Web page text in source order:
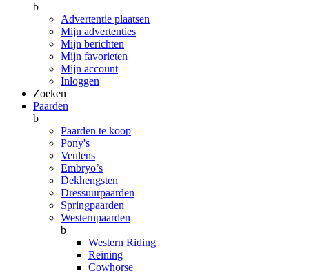
b
Advertentie plaatsen
Mijn advertenties
Mijn berichten
Mijn favorieten
Mijn account
Inloggen
Zoeken
Paarden
b
Paarden te koop
Pony's
Veulens
Embryo’s
Dekhengsten
Dressuurpaarden
Springpaarden
Westernpaarden
b
Western Riding
Reining
Cowhorse